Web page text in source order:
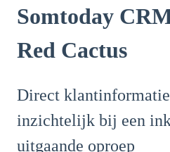
Somtoday
Red Cactus
Direct
inzichtelijk bij een
uitgaande oproep